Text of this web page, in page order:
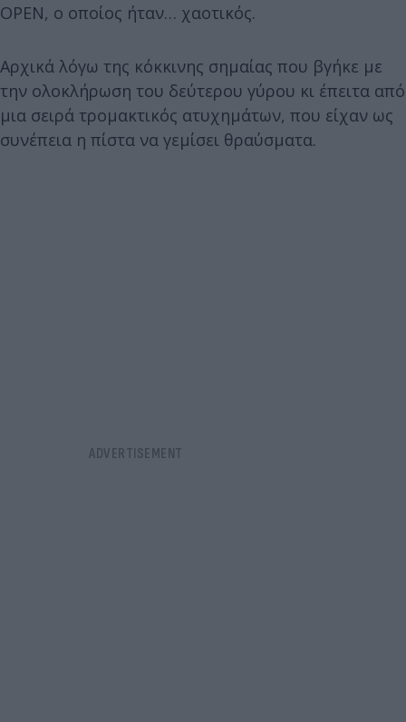
OPEN, ο οποίος ήταν… χαοτικός.
Αρχικά λόγω της κόκκινης σημαίας που βγήκε με
την ολοκλήρωση του δεύτερου γύρου κι έπειτα από
μια σειρά τρομακτικός ατυχημάτων, που είχαν ως
συνέπεια η πίστα να γεμίσει θραύσματα.